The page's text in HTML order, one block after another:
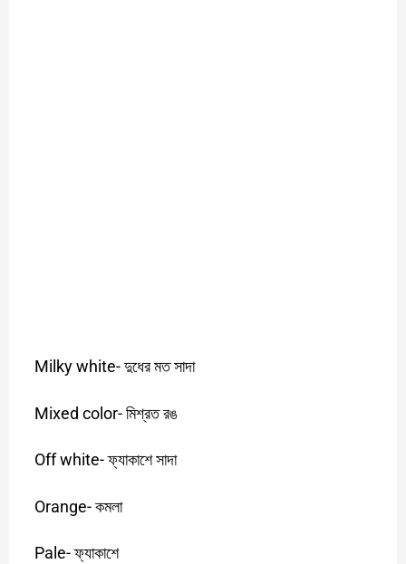
Milky white-দুধেরমতসাদা
Mixed color-মিশ্রতরঙ
Off white-ফ্যাকাশেসাদা
Orange-কমলা
Pale-ফ্যাকাশে